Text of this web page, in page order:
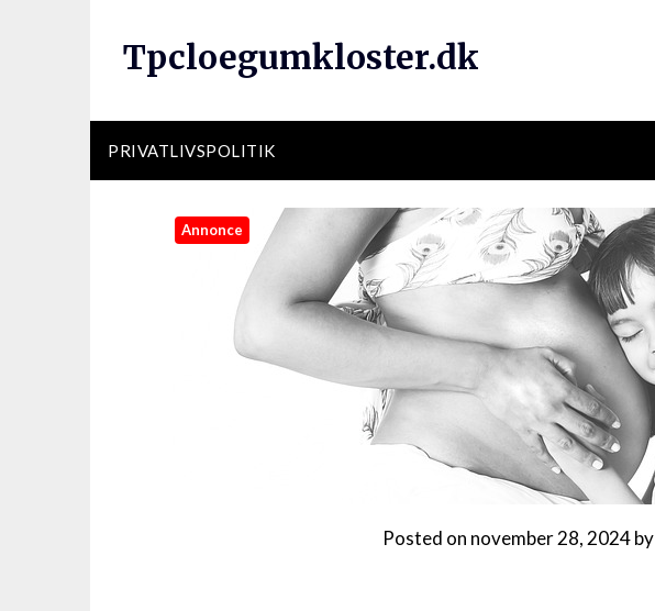
Tpcloegumkloster.dk
PRIVATLIVSPOLITIK
Annonce
Posted on november 28, 2024by